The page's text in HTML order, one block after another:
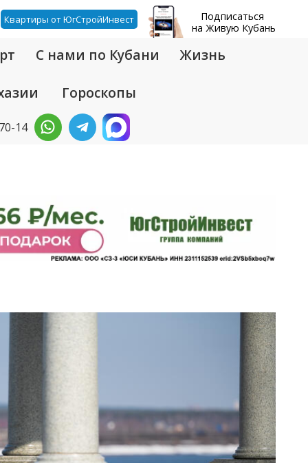
Квартиры от ЮгСтройИнвест
Подписаться
на Живую Кубань
С нами по Кубани Жизнь
Гороскопы
14